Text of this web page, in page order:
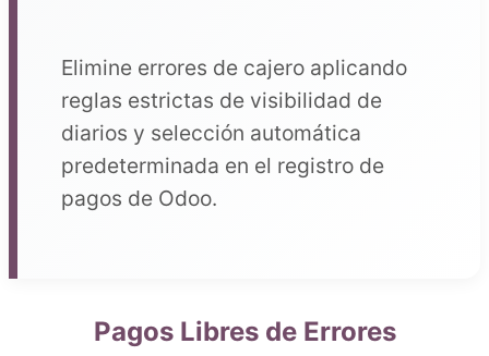
Elimine errores de cajero aplicando
reglas estrictas de visibilidad de
diarios y selección automática
predeterminada en el registro de
pagos de Odoo.
Pagos Libres de Errores